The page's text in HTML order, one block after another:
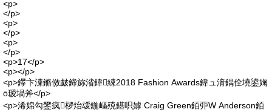
<p>
</p>
<p>
</p>
<p>
</p>
<p>17</p>
<p></p>
<p>鑻卞湅鏅傚皻鍗旀渻鍏綀2018 Fashion Awards鍏ュ湇鍝佺墝鍙婅
ō瑷堝斧</p>
<p>浠婂勾鐢疯椤炲叆鍦嶇殑鍖呮嫭 Craig Green銆丣W Anderson銆